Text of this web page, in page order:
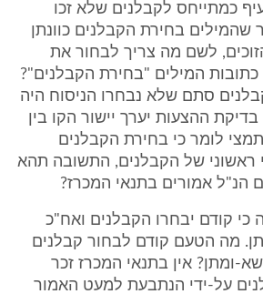
כמתייחס לקבלנים שלא זכו
בחירת הקבלנים כוונתן
לשם מה צריך לבחור את
המילים "בחירת הקבלנים"?
סתם שלא נבחרו הניסוח היה
ההצעות יערך יישור הקו בין
לומר כי בחירת הקבלנים
ראשוני של הקבלנים, התשובה תהא
הנ"ל אמורים בתנאי המכרז?
כי קודם יבחרו הקבלנים ואח"כ
מה הטעם קודם לבחור קבלנים
ומתן? אין בתנאי המכרז זכר
על-ידי הנתבעת למעט האמור